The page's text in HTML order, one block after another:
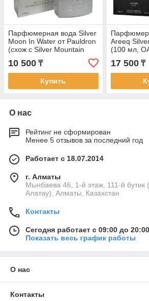
Парфюмерная вода Silver
Moon In Water от Pauldron
(схож с Silver Mountain
Water от Cree, 100 мл)
10 500 ₸
Купить
Areeq
(100 мл,
17 500₸
О нас
Рейтинг не сформирован
Менее 5 отзывов за последний год
Работает с 18.07.2014
г. Алматы
Мынбаева 46, 1-й этаж, 111-й бутик
Алатау), Алматы, Казахстан
Контакты
Сегодня работает с 09:00 до 20:00
Показать весь график работы
О нас
Контакты